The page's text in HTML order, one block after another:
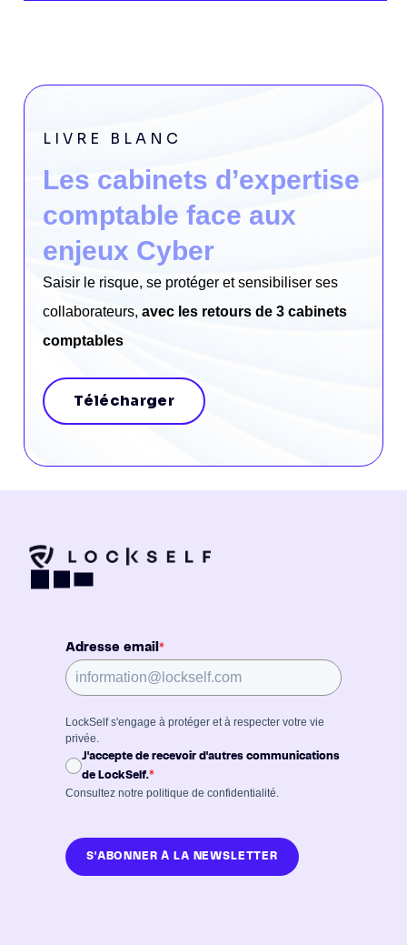
LIVRE BLANC
Les cabinets d’expertise
comptable face aux
enjeux Cyber
Saisir le risque, se protéger et sensibiliser ses
collaborateurs, avec les retours de 3 cabinets
comptables
Télécharger
Adresse email *
LockSelf s'engage à protéger et à respecter votre vie
privée.
J'accepte de recevoir d'autres communications
de LockSelf.*
Consultez notre politique de confidentialité.
S'ABONNER À LA NEWSLETTER